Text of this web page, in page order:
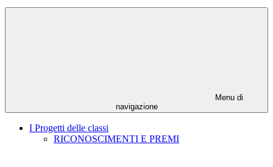
Menu di
navigazione
I Progetti delle classi
RICONOSCIMENTI E PREMI